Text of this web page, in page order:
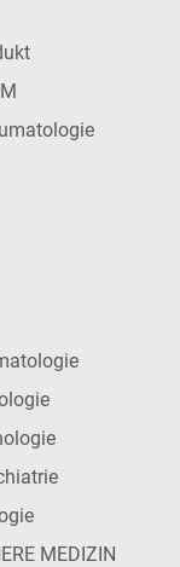
MEDIZIN